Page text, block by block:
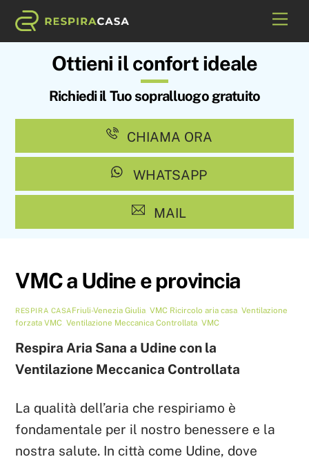
Skip
Ottieni il confort ideale
Richiedi il Tuo sopralluogo gratuito
CHIAMA ORA
WHATSAPP
MAIL
VMC a Udine e provincia
RESPIRA CASAFriuli-Venezia Giulia, VMC Ricircolo aria casa, Ventilazione
forzata VMC ,Ventilazione Meccanica Controllata ,VMC
Respira Aria Sana a Udine con la
Ventilazione Meccanica Controllata
La qualità dell’aria che respiriamo è
fondamentale per il nostro benessere e la
nostra salute. In città come Udine, dove